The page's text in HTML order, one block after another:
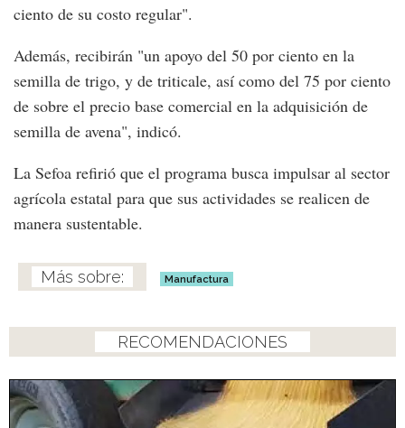
ciento de su costo regular".
Además, recibirán "un apoyo del 50 por ciento en la
semilla de trigo, y de triticale, así como del 75 por ciento
de sobre el precio base comercial en la adquisición de
semilla de avena", indicó.
La Sefoa refirió que el programa busca impulsar al sector
agrícola estatal para que sus actividades se realicen de
manera sustentable.
Manufactura
RECOMENDACIONES